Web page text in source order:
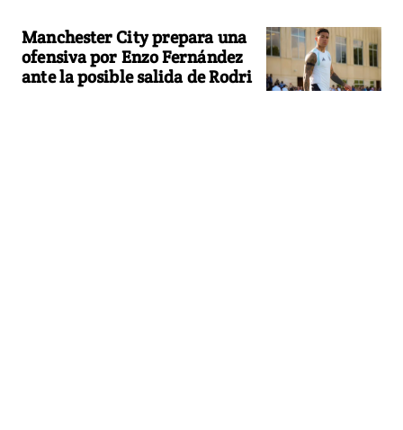
Manchester City prepara una
ofensiva por Enzo Fernández
ante la posible salida de Rodri